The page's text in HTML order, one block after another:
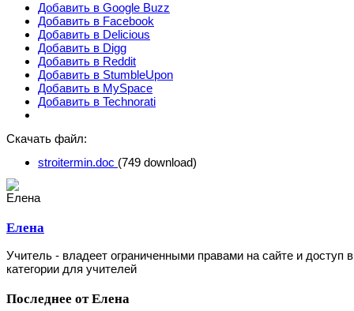
Добавить в Google Buzz
Добавить в Facebook
Добавить в Delicious
Добавить в Digg
Добавить в Reddit
Добавить в StumbleUpon
Добавить в MySpace
Добавить в Technorati
Скачать файл:
stroitermin.doc (749 download)
Елена
Учитель - владеет ограниченными правами на сайте и доступ в
категории для учителей
Последнее от Елена